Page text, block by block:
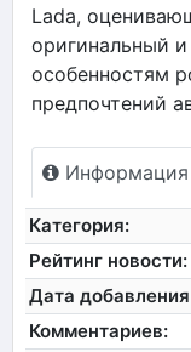
Lada,
оригинальный
особенностям
предпочтений
Категория:
Рейтинг новости:
Дата
Комментариев: